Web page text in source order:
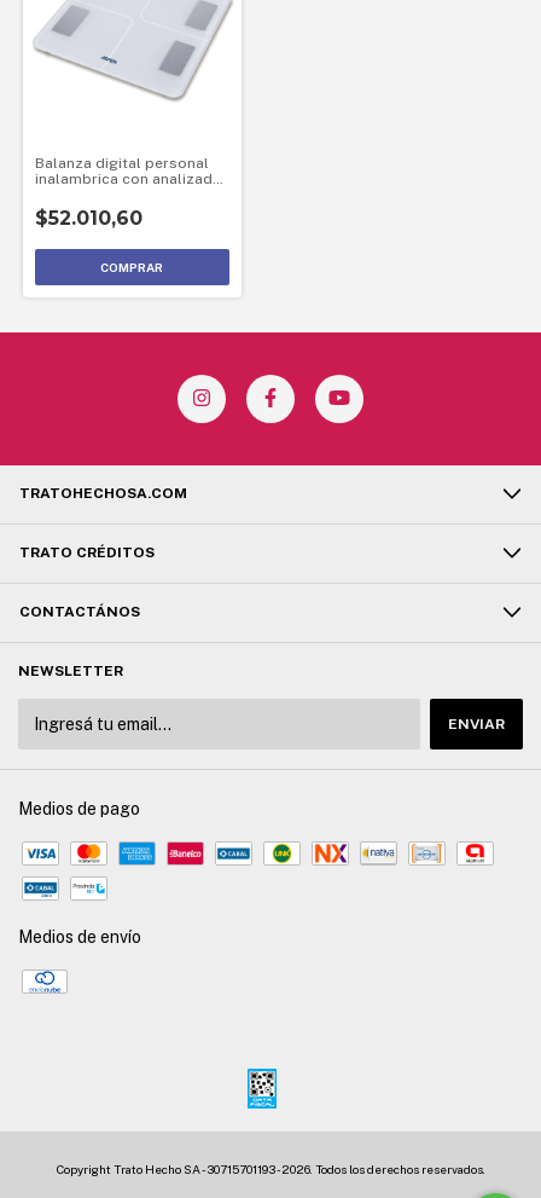
Balanza digital personal
inalambrica con analizador
BP-300i
$52.010,60
TRATOHECHOSA.COM
TRATO CRÉDITOS
CONTACTÁNOS
NEWSLETTER
Medios de pago
Medios de envío
Copyright Trato Hecho SA - 30715701193 - 2026. Todos los derechos reservados.